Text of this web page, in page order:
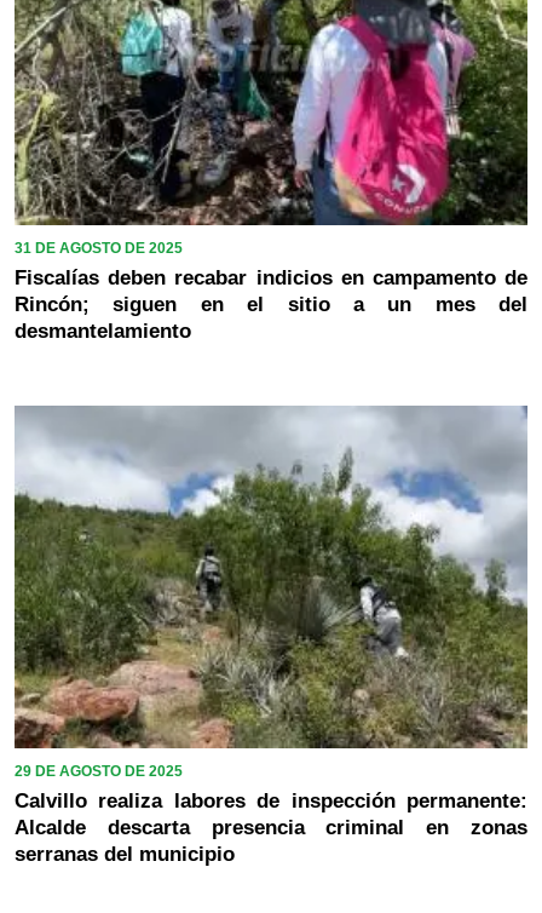
31 DE AGOSTO DE 2025
Fiscalías deben recabar indicios en campamento de
Rincón; siguen en el sitio a un mes del
desmantelamiento
29 DE AGOSTO DE 2025
Calvillo realiza labores de inspección permanente:
Alcalde descarta presencia criminal en zonas
serranas del municipio